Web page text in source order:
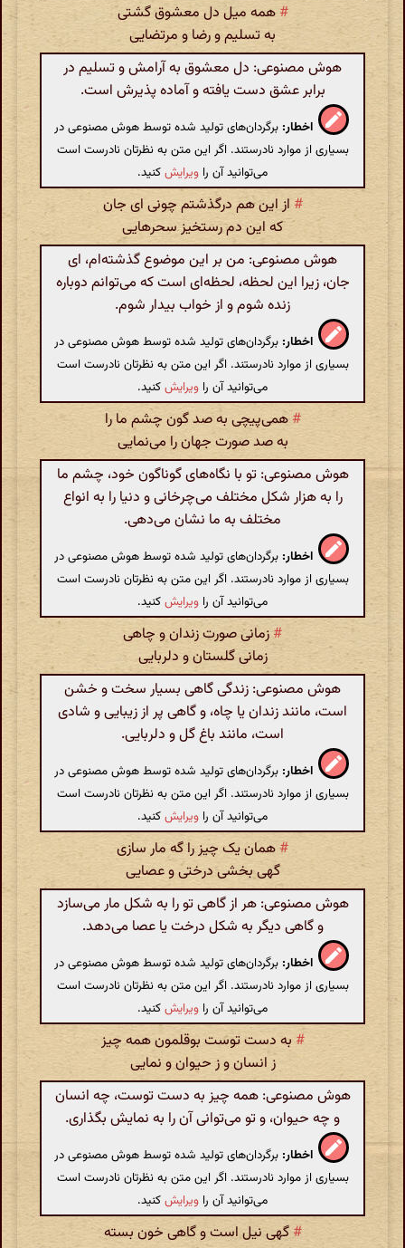
# همه میل دل معشوق گشتی
به تسلیم و رضا و مرتضایی
هوش مصنوعی: دل معشوق به آرامش و تسلیم در
برابر عشق دست یافته و آماده پذیرش است.
اخطار: برگردان‌های تولید شده توسط هوش مصنوعی در
بسیاری از موارد نادرستند. اگر این متن به نظرتان نادرست است
می‌توانید آن را ویرایشکنید.
# از این هم درگذشتم چونی ای جان
که این دم رستخیز سحرهایی
هوش مصنوعی: من بر این موضوع گذشته‌ام، ای
جان، زیرا این لحظه، لحظه‌ای است که می‌توانم دوباره
زنده شوم و از خواب بیدار شوم.
اخطار: برگردان‌های تولید شده توسط هوش مصنوعی در
بسیاری از موارد نادرستند. اگر این متن به نظرتان نادرست است
می‌توانید آن را ویرایشکنید.
# همی‌پیچی به صد گون چشم ما را
به صد صورت جهان را می‌نمایی
هوش مصنوعی: تو با نگاه‌های گوناگون خود، چشم ما
را به هزار شکل مختلف می‌چرخانی و دنیا را به انواع
مختلف به ما نشان می‌دهی.
اخطار: برگردان‌های تولید شده توسط هوش مصنوعی در
بسیاری از موارد نادرستند. اگر این متن به نظرتان نادرست است
می‌توانید آن را ویرایشکنید.
# زمانی صورت زندان و چاهی
زمانی گلستان و دلربایی
هوش مصنوعی: زندگی گاهی بسیار سخت و خشن
است، مانند زندان یا چاه، و گاهی پر از زیبایی و شادی
است، مانند باغ گل و دلربایی.
اخطار: برگردان‌های تولید شده توسط هوش مصنوعی در
بسیاری از موارد نادرستند. اگر این متن به نظرتان نادرست است
می‌توانید آن را ویرایشکنید.
# همان یک چیز را گه مار سازی
گهی بخشی درختی و عصایی
هوش مصنوعی: هر از گاهی تو را به شکل مار می‌سازد
و گاهی دیگر به شکل درخت یا عصا می‌دهد.
اخطار: برگردان‌های تولید شده توسط هوش مصنوعی در
بسیاری از موارد نادرستند. اگر این متن به نظرتان نادرست است
می‌توانید آن را ویرایشکنید.
# به دست توست بوقلمون همه چیز
ز انسان و ز حیوان و نمایی
هوش مصنوعی: همه چیز به دست توست، چه انسان
و چه حیوان، و تو می‌توانی آن را به نمایش بگذاری.
اخطار: برگردان‌های تولید شده توسط هوش مصنوعی در
بسیاری از موارد نادرستند. اگر این متن به نظرتان نادرست است
می‌توانید آن را ویرایشکنید.
#گهی نیل است و گاهی خون بسته